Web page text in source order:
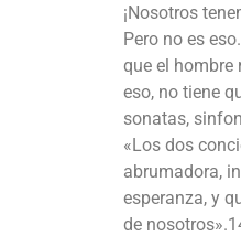
¡Nosotros
Pero no es
que el hombre
eso, no tiene
sonatas,
«Los dos
abrumadora,
esperanza, y
de